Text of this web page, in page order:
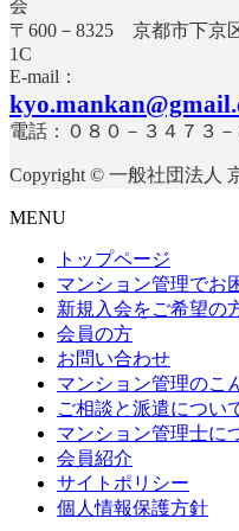
〒600－8325 京都市下京
E-mail：
電話：０８０－３４７３－
Copyright © 一般社団法人
MENU
トップページ
マンション管理でお
新規入会をご希望の
会員の方
お問い合わせ
マンション管理のこ
ご相談と派遣につい
マンション管理士に
会員紹介
サイトポリシー
個人情報保護方針